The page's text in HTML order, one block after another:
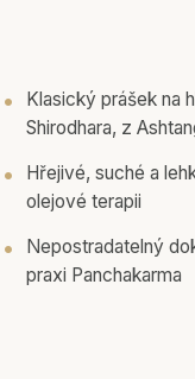
Klasický prášek na
Shirodhara, z
Hřejivé, suché a
olejové terapii
Nepostradatelný
praxi Panchakarma